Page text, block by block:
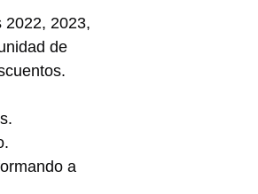
2022, 2023,
de
a